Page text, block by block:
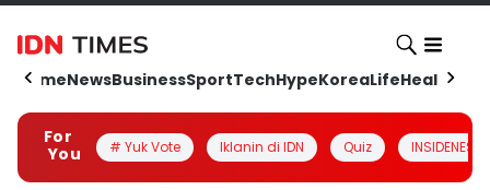
HomeNewsBusinessSportTechHypeKoreaLifeHealth
For
You
# Yuk Vote Iklanin di IDN Quiz INSIDENESIA